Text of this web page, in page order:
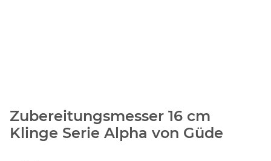
Zubereitungsmesser 16 cm
Klinge Serie Alpha von Güde